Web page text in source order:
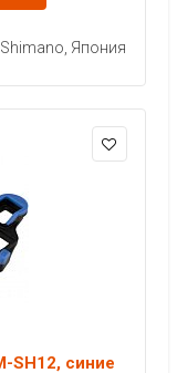
Shimano, Япония
SH12, синие